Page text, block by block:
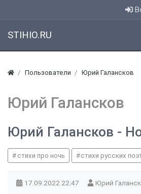
STIHIO.RU
Пользователи Юрий Галансков
Юрий Галансков
Юрий Галансков -
стихи про ночь стихи русских
17.09.2022 22:47 Юрий